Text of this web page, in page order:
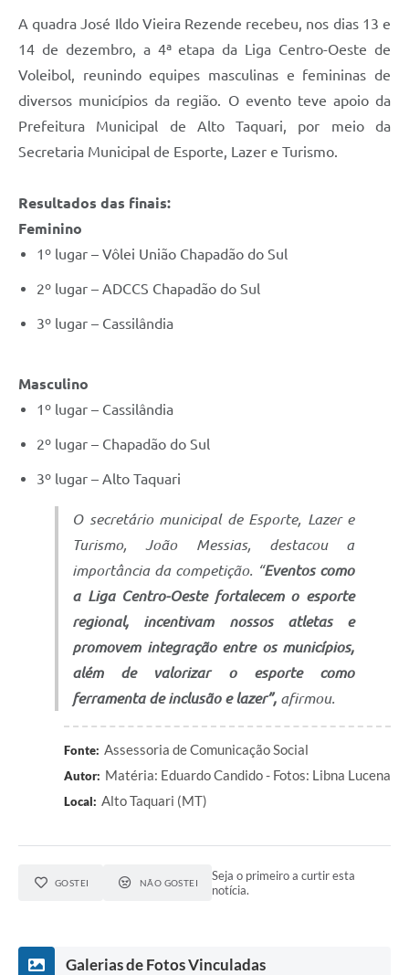
A quadra José Ildo Vieira Rezende recebeu, nos dias 13 e
14 de dezembro, a 4ª etapa da Liga Centro-Oeste de
Voleibol, reunindo equipes masculinas e femininas de
diversos municípios da região. O evento teve apoio da
Prefeitura Municipal de Alto Taquari, por meio da
Secretaria Municipal de Esporte, Lazer e Turismo.
Resultados das finais:
Feminino
1º lugar – Vôlei União Chapadão do Sul
2º lugar – ADCCS Chapadão do Sul
3º lugar – Cassilândia
Masculino
1º lugar – Cassilândia
2º lugar – Chapadão do Sul
3º lugar – Alto Taquari
O secretário municipal de Esporte, Lazer e
Turismo, João Messias, destacou a
importância da competição. “Eventos como
a Liga Centro-Oeste fortalecem o esporte
regional, incentivam nossos atletas e
promovem integração entre os municípios,
além de valorizar o esporte como
ferramenta de inclusão e lazer”, afirmou.
Fonte: Assessoria de Comunicação Social
Autor: Matéria: Eduardo Candido - Fotos: Libna Lucena
Local: Alto Taquari (MT)
GOSTEI NÃO GOSTEI
Seja o primeiro a curtir esta
notícia.
Galerias de Fotos Vinculadas